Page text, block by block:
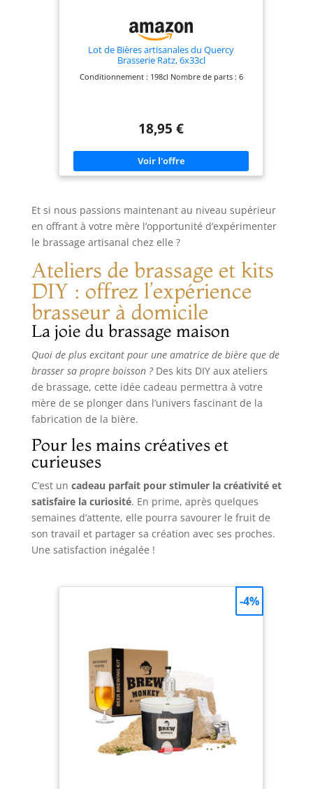
Lot de Bières artisanales du Quercy
Brasserie Ratz, 6x33cl
Conditionnement : 198cl Nombre de parts : 6
18,95 €
Et si nous passions maintenant au niveau supérieur
en offrant à votre mère l’opportunité d’expérimenter
le brassage artisanal chez elle ?
Ateliers de brassage et kits
DIY : offrez l’expérience
brasseur à domicile
La joie du brassage maison
Quoi de plus excitant pour une amatrice de bière que de
brasser sa propre boisson ?Des kits DIY aux ateliers
de brassage, cette idée cadeau permettra à votre
mère de se plonger dans l’univers fascinant de la
fabrication de la bière.
Pour les mains créatives et
curieuses
C’est un cadeau parfait pour stimuler la créativité et
satisfaire la curiosité. En prime, après quelques
semaines d’attente, elle pourra savourer le fruit de
son travail et partager sa création avec ses proches.
Une satisfaction inégalée !
-4%